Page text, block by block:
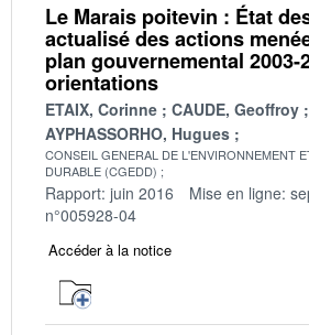
Le Marais poitevin : État
actualisé des actions
plan gouvernemental 2003-
orientations
ETAIX, Corinne
CAUDE, Geoffroy
AYPHASSORHO, Hugues
CONSEIL GENERAL DE L'ENVIRONNEMENT
DURABLE (CGEDD)
Rapport: juin 2016 Mise en ligne:
n°005928-04
Accéder à la notice